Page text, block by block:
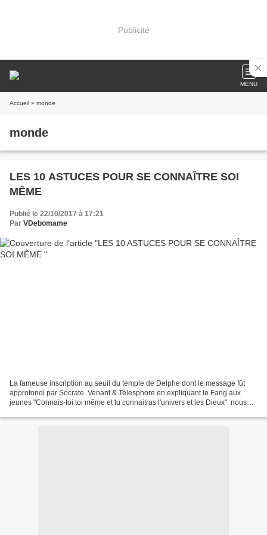
Publicité
MENU
Accueil » monde
monde
LES 10 ASTUCES POUR SE CONNAÎTRE SOI
MÊME
Publié le 22/10/2017 à 17:21
Par VDebomame
La fameuse inscription au seuil du temple de Delphe dont le message fût
approfondi par Socrate. Venant & Telesphore en expliquant le Fang aux
jeunes "Connais-toi toi même et tu connaitras l'univers et les Dieux". nous